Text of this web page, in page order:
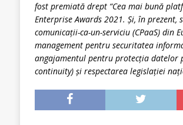
fost premiată drept “Cea mai bună
Enterprise Awards 2021. Și, în
comunicații-ca-un-serviciu (CPaaS) din
management pentru securitatea
angajamentul pentru protecţia datelor
continuity) şi respectarea legislaţiei